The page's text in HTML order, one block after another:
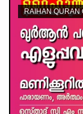
RAIHAN QURAN